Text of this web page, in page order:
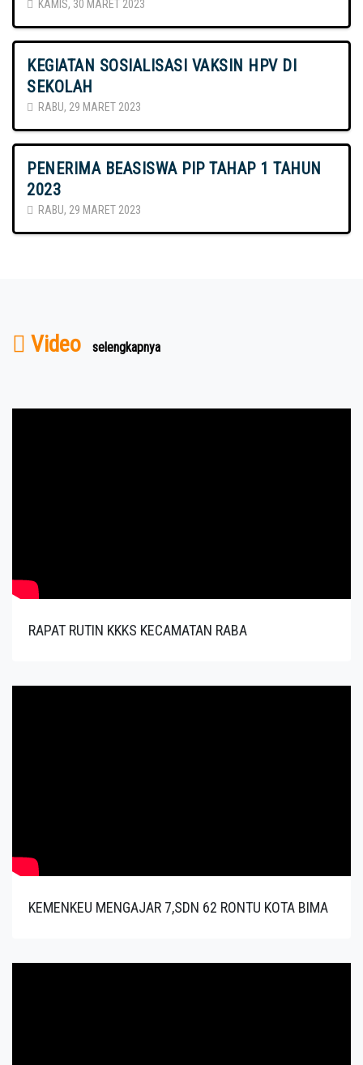
KAMIS, 30 MARET 2023
KEGIATAN SOSIALISASI VAKSIN HPV DI
SEKOLAH
RABU, 29 MARET 2023
PENERIMA BEASISWA PIP TAHAP 1 TAHUN
2023
RABU, 29 MARET 2023
Video selengkapnya
RAPAT RUTIN KKKS KECAMATAN RABA
KEMENKEU MENGAJAR 7,SDN 62 RONTU KOTA BIMA